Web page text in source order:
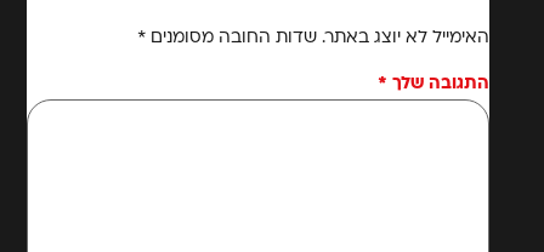
האימייל לא יוצג באתר. שדות החובה מסומנים *
התגובה שלך *